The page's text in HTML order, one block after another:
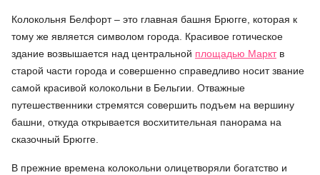
Колокольня Белфорт – это главная башня Брюгге, которая к
тому же является символом города. Красивое готическое
здание возвышается над центральной площадью Марктв
старой части города и совершенно справедливо носит звание
самой красивой колокольни в Бельгии. Отважные
путешественники стремятся совершить подъем на вершину
башни, откуда открывается восхитительная панорама на
сказочный Брюгге.
В прежние времена колокольни олицетворяли богатство и